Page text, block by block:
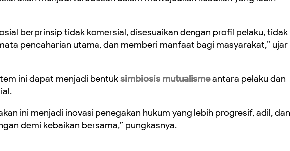
berprinsip tidak komersial, disesuaikan dengan profil pelaku, tidak
pencaharian utama, dan memberi manfaat bagi masyarakat,” ujar
ini dapat menjadi bentuksimbiosis mutualismeantara pelaku dan
ini menjadi inovasi penegakan hukum yang lebih progresif, adil, dan
demi kebaikan bersama,” pungkasnya.